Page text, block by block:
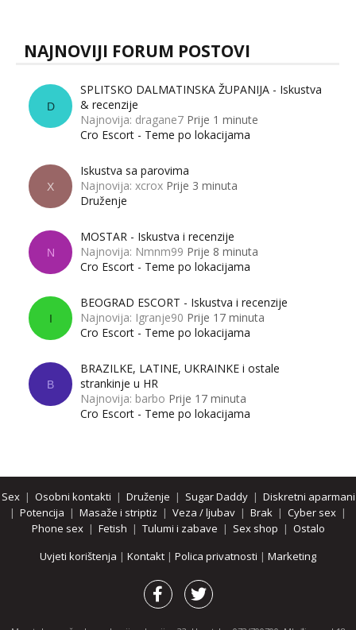
NAJNOVIJI FORUM POSTOVI
D
SPLITSKO DALMATINSKA ŽUPANIJA - Iskustva
& recenzije
Najnovija: dragane7 Prije 1 minute
Cro Escort - Teme po lokacijama
X
Iskustva sa parovima
Najnovija: xcrox Prije 3 minuta
Druženje
N
MOSTAR - Iskustva i recenzije
Najnovija: Nmnm99 Prije 8 minuta
Cro Escort - Teme po lokacijama
I
BEOGRAD ESCORT - Iskustva i recenzije
Najnovija: Igranje90 Prije 17 minuta
Cro Escort - Teme po lokacijama
B
BRAZILKE, LATINE, UKRAINKE i ostale
strankinje u HR
Najnovija: barbo Prije 17 minuta
Cro Escort - Teme po lokacijama
Sex| Osobni kontakti | Druženje | Sugar Daddy| Diskretni aparmani
| Potencija | Masaže i striptiz | Veza / ljubav | Brak | Cyber sex |
Phone sex| Fetish | Tulumi i zabave | Sex shop | Ostalo
Uvjeti korištenja | Kontakt | Polica privatnosti | Marketing